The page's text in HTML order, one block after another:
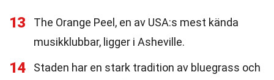
13
The Orange Peel, en av USA:s mest kända
musikklubbar, ligger i Asheville.
14
Staden har en stark tradition av bluegrass och